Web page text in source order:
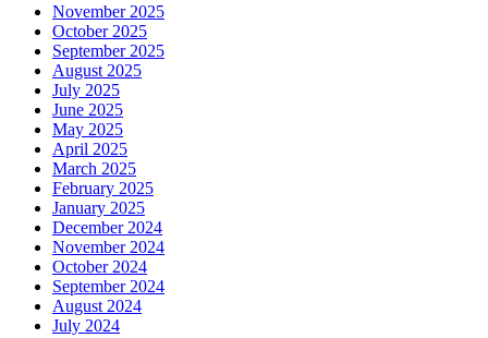
November 2025
October 2025
September 2025
August 2025
July 2025
June 2025
May 2025
April 2025
March 2025
February 2025
January 2025
December 2024
November 2024
October 2024
September 2024
August 2024
July 2024